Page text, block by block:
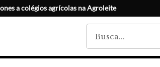
a colégios agrícolas na Agroleite